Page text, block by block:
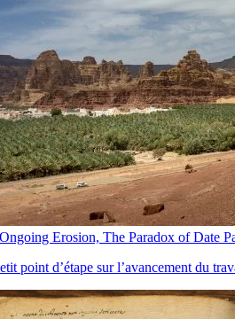
Erosion, The Paradox of Date
point d’étape sur l’avancement du